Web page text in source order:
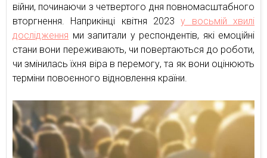
війни, починаючи з четвертого дня повномасштабного
вторгнення. Наприкінці квітня 2023у восьмій хвилі
дослідження ми запитали у респондентів, які емоційні
стани вони переживають, чи повертаються до роботи,
чи змінилась їхня віра в перемогу, та як вони оцінюють
терміни повоєнного відновлення країни.